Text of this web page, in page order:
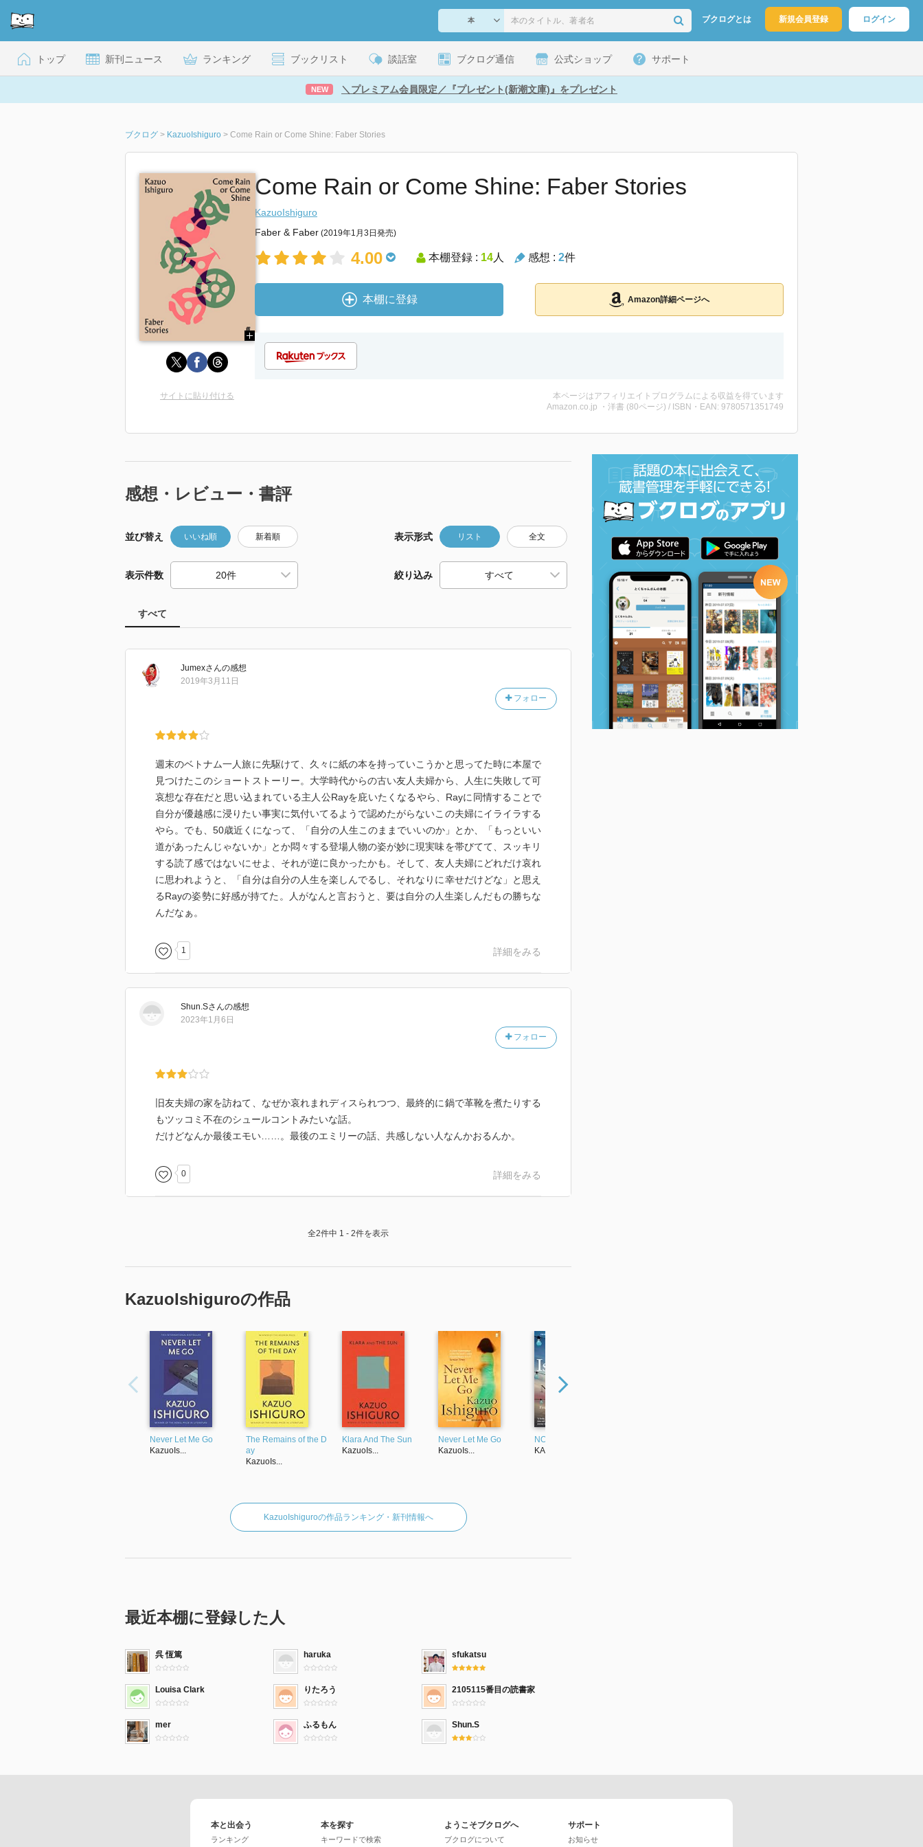
ブクログとは 新規会員登録 ログイン
トップ 新刊ニュース ランキング ブックリスト 談話室 ブクログ通信 公式ショップ サポート
NEW ＼プレミアム会員限定／『プレゼント(新潮文庫)』をプレゼント
ブクログ > KazuoIshiguro > Come Rain or Come Shine: Faber Stories
Come Rain or Come Shine: Faber Stories
KazuoIshiguro
Faber & Faber (2019年1月3日発売)
4.00 本棚登録 : 14人 感想 : 2件
本棚に登録 Amazon詳細ページへ
サイトに貼り付ける
本ページはアフィリエイトプログラムによる収益を得ています
Amazon.co.jp ・洋書 (80ページ) / ISBN・EAN: 9780571351749
感想・レビュー・書評
並び替え いいね順 新着順 表示形式 リスト 全文
表示件数 絞り込み
すべて
Jumexさんの感想
フォロー
2019年3月11日
週末のベトナム一人旅に先駆けて、久々に紙の本を持っていこうかと思ってた時に本屋で
見つけたこのショートストーリー。大学時代からの古い友人夫婦から、人生に失敗して可
哀想な存在だと思い込まれている主人公Rayを庇いたくなるやら、Rayに同情することで
自分が優越感に浸りたい事実に気付いてるようで認めたがらないこの夫婦にイライラする
やら。でも、50歳近くになって、「自分の人生このままでいいのか」とか、「もっといい
道があったんじゃないか」とか悶々する登場人物の姿が妙に現実味を帯びてて、スッキリ
する読了感ではないにせよ、それが逆に良かったかも。そして、友人夫婦にどれだけ哀れ
に思われようと、「自分は自分の人生を楽しんでるし、それなりに幸せだけどな」と思え
るRayの姿勢に好感が持てた。人がなんと言おうと、要は自分の人生楽しんだもの勝ちな
んだなぁ。
1 詳細をみる
Shun.Sさんの感想
フォロー
2023年1月6日
旧友夫婦の家を訪ねて、なぜか哀れまれディスられつつ、最終的に鍋で革靴を煮たりする
もツッコミ不在のシュールコントみたいな話。
だけどなんか最後エモい……。最後のエミリーの話、共感しない人なんかおるんか。
0 詳細をみる
全2件中 1 - 2件を表示
KazuoIshiguroの作品
Never Let Me Go
KazuoIs...
The Remains of the D
ay
KazuoIs...
Klara And The Sun
KazuoIs...
Never Let Me Go
KazuoIs...
NOCTURNES(A)
KAZUOIS...
KazuoIshiguroの作品ランキング・新刊情報へ
最近本棚に登録した人
呉 恆篤 haruka sfukatsu
Louisa Clark りたろう 2105115番目の読書家
mer ふるもん Shun.S
本と出会う
ランキング
本を探す
キーワードで検索
ようこそブクログへ
ブクログについて
サポート
お知らせ